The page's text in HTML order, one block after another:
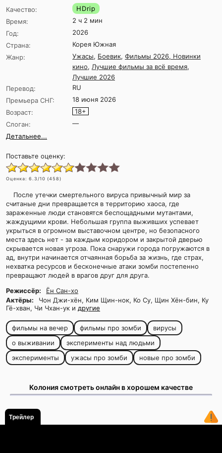
Качество:
HDrip
Время:
2 ч 2 мин
Год:
2026
Страна:
Корея Южная
Жанр:
Ужасы, Боевик, Фильмы 2026, Новинки
кино, Лучшие фильмы за всё время,
Лучшие 2026
Перевод:
RU
Премьера СНГ:
18 июня 2026
Возраст:
18+
Слоган:
—
Детальнее...
Поставьте оценку:
Оценка: 6.3/10 (458)
После утечки смертельного вируса привычный мир за
считаные дни превращается в территорию хаоса, где
зараженные люди становятся беспощадными мутантами,
жаждущими крови. Небольшая группа выживших успевает
укрыться в огромном выставочном центре, но безопасного
места здесь нет - за каждым коридором и закрытой дверью
скрывается новая угроза. Пока снаружи города погружаются в
ад, внутри начинается отчаянная борьба за жизнь, где страх,
нехватка ресурсов и бесконечные атаки зомби постепенно
превращают людей в врагов друг для друга.
Режиссёр:
Ён Сан-хо
Актёры:
Чон Джи-хён, Ким Щин-нок, Ко Су, Щин Хён-бин, Ку
Гё-хван, Чи Чхан-ук и другие
фильмы на вечер фильмы про зомби
вирусы
о выживании
эксперименты над людьми
эксперименты
ужасы про зомби новые про зомби
Колония смотреть онлайн в хорошем качестве
Трейлер